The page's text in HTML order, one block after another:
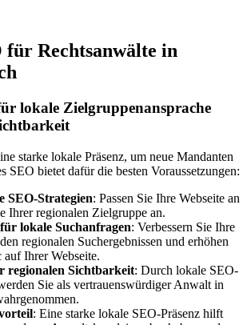
für Rechtsanwälte in
lokale Zielgruppenansprache
starke lokale Präsenz, um neue Mandanten
SEO bietet dafür die besten Voraussetzungen:
SEO-Strategien: Passen Sie Ihre Webseite an
Ihrer regionalen Zielgruppe an.
lokale Suchanfragen: Verbessern Sie Ihre
regionalen Suchergebnissen und erhöhen
auf Ihrer Webseite.
regionalen Sichtbarkeit: Durch lokale SEO-
Sie als vertrauenswürdiger Anwalt in
: Eine starke lokale SEO-Präsenz hilft